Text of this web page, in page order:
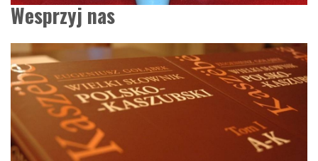
Wesprzyj nas